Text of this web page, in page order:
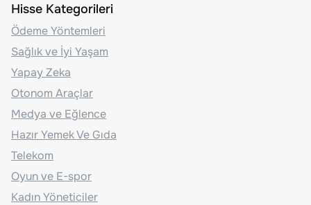
Hisse Kategorileri
Ödeme Yöntemleri
Sağlık ve İyi Yaşam
Yapay Zeka
Otonom Araçlar
Medya ve Eğlence
Hazır Yemek Ve Gıda
Telekom
Oyun ve E-spor
Kadın Yöneticiler